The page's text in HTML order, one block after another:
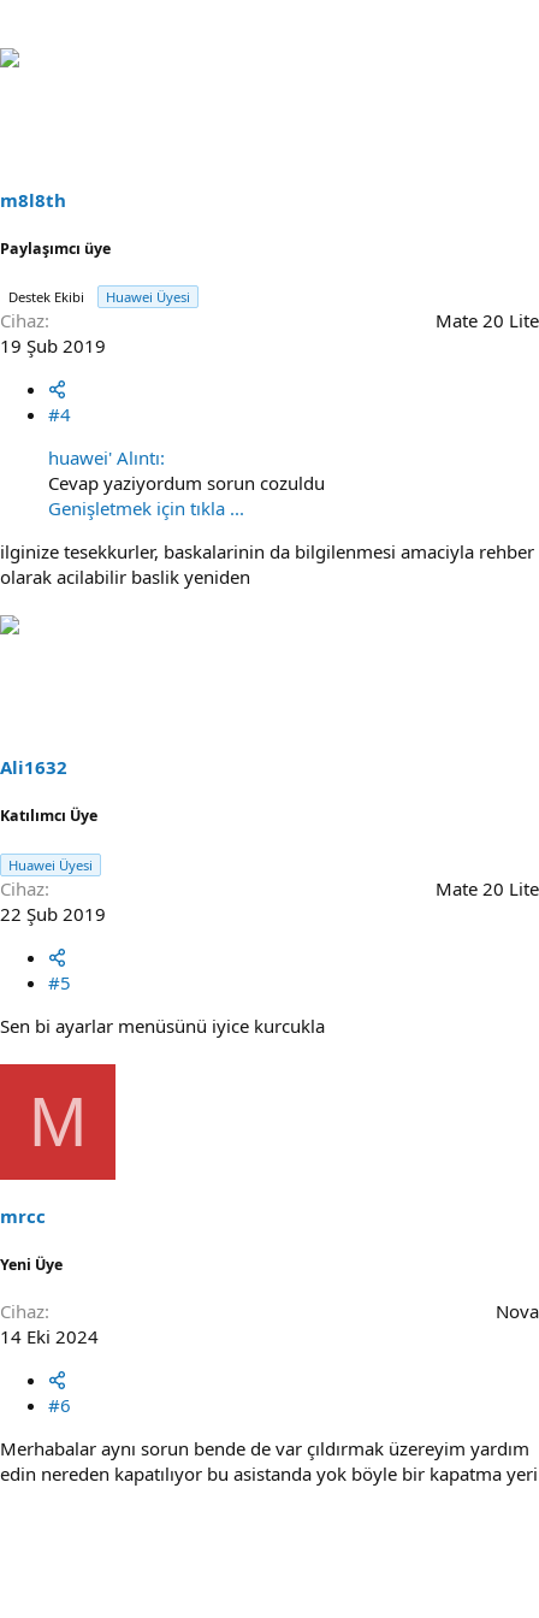
m8l8th
Paylaşımcı üye
Destek Ekibi Huawei Üyesi
Cihaz
Mate 20 Lite
19 Şub 2019
#4
huawei' Alıntı:
Cevap yaziyordum sorun cozuldu
Genişletmek için tıkla ...
ilginize tesekkurler, baskalarinin da bilgilenmesi amaciyla rehber
olarak acilabilir baslik yeniden
Ali1632
Katılımcı Üye
Huawei Üyesi
Cihaz
Mate 20 Lite
22 Şub 2019
#5
Sen bi ayarlar menüsünü iyice kurcukla
M
mrcc
Yeni Üye
Cihaz
Nova
14 Eki 2024
#6
Merhabalar aynı sorun bende de var çıldırmak üzereyim yardım
edin nereden kapatılıyor bu asistanda yok böyle bir kapatma yeri